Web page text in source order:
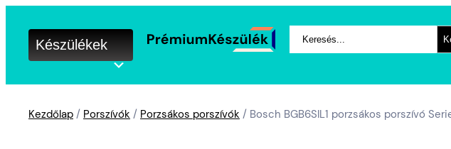
Készülékek
Keresés
Kezdőlap / Porszívók / Porzsákos porszívók / Bosch BGB6SIL1 porzsákos porszívó